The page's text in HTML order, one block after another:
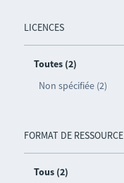
LICENCES
Toutes (2)
Non spécifiée (2)
FORMAT DE RESSOURCE
Tous (2)